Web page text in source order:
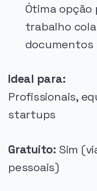
Ótima
trabalho
documentos
Ideal para:
Profissionais,
startups
Gratuito: Sim
pessoais)